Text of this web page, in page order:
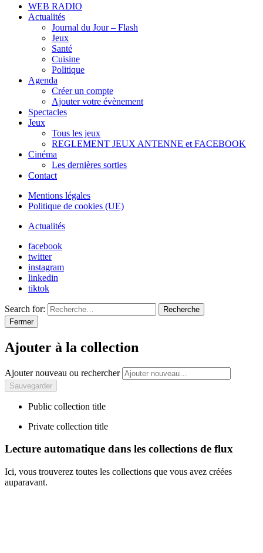
WEB RADIO
Actualités
Journal du Jour – Flash
Jeux
Santé
Cuisine
Politique
Agenda
Créer un compte
Ajouter votre évènement
Spectacles
Jeux
Tous les jeux
REGLEMENT JEUX ANTENNE et FACEBOOK
Cinéma
Les dernières sorties
Contact
Mentions légales
Politique de cookies (UE)
Actualités
facebook
twitter
instagram
linkedin
tiktok
Search for:
Recherche
Fermer
Ajouter à la collection
Ajouter nouveau ou rechercher
Public collection title
Private collection title
Lecture automatique dans les collections de flux
Ici, vous trouverez toutes les collections que vous avez créées
auparavant.